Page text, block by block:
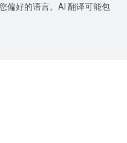
偏好的语言。AI 翻译可能包